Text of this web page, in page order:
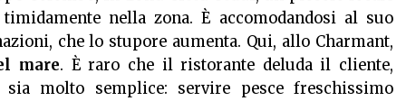
nella zona. È accomodandosi al suo
che lo stupore aumenta. Qui, allo Charmant,
mare. È raro che il ristorante deluda il cliente,
molto semplice: servire pesce freschissimo